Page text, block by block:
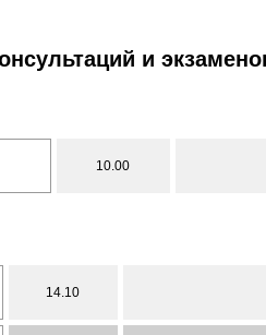
и
10.00
14.10